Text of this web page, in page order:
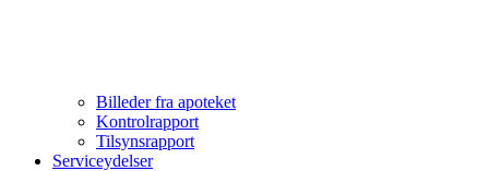
Billeder fra apoteket
Kontrolrapport
Tilsynsrapport
Serviceydelser